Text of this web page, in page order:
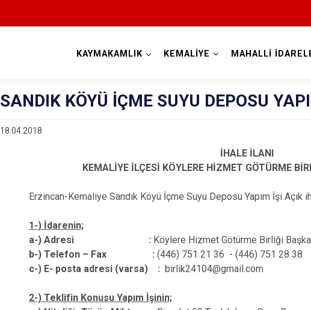
KAYMAKAMLIK KEMALİYE MAHALLİ
SANDIK KÖYÜ İÇME SUYU DEPOSU
18.04.2018
İHALE İLANI
KEMALİYE İLÇESİ KÖYLERE HİZMET GÖTÜRME
Erzincan-Kemaliye Sandık Köyü İçme Suyu Deposu Yapım İşi
1-) İdarenin;
a-) Adresi : Köylere Hizmet Götürme Birliği
b-) Telefon – Fax : (446) 751 21 36 - (446) 751 28 38
c-) E- posta adresi (varsa) : birlik24104@gmail.com
2-) Teklifin Konusu Yapım İşinin;